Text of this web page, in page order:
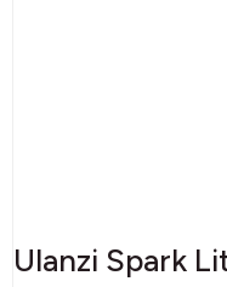
Ulanzi Spark